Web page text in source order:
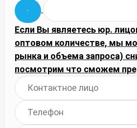
Если Вы являетесь юр.
оптовом количестве, мы
рынка и объема запроса)
посмотрим что сможем